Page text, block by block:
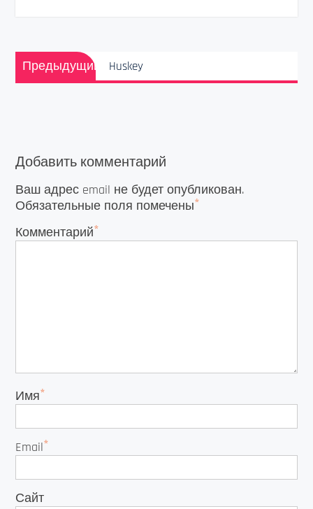
Навигация
по
записям
Предыдущий
Предыдущая
запись:
Huskey
Добавить комментарий
Ваш адрес email не будет опубликован.
Обязательные поля помечены*
Комментарий*
Имя*
Email*
Сайт